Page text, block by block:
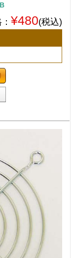
¥480(税込)